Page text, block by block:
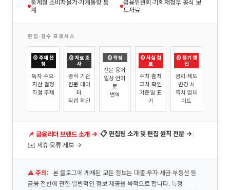
통계청 소비자물가·가계동향 통
계
금융위원회·기획재정부 공식 보
도자료
편집·검수 프로세스
① 주제 선
정
독자 수요·
자산 결정
직결 주제
② 자료 조
사
공식 기관
원문 데이
터
직접 확인
③ 작성
전문 용어
일상 언어
로
번역
④ 사실 검
토
수치·출처
교차 확인
기준일 표
기
⑤ 정기 갱
신
금리·제도
변경 시
즉시 업데
이트
📌 금융리더 브랜드 소개 → 📋 편집팀 소개 및 편집 원칙 전문 →
✉️ 제휴·오류 제보 →
⚠️ 주의: 본 블로그에 게재된 모든 정보는 대출·투자·세금·부동산 등
금융 전반에 관한 일반적인 정보 제공을 목적으로 합니다. 특정